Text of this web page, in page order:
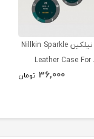
کیف محافظ چرمی نیلکین Nillkin Sparkle
Leather Case
36,000 تومان